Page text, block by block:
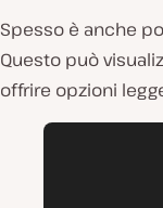
Spesso è anche
Questo può
offrire opzioni